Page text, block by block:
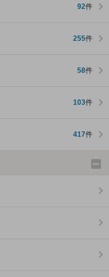
92件
255件
58件
103件
417件